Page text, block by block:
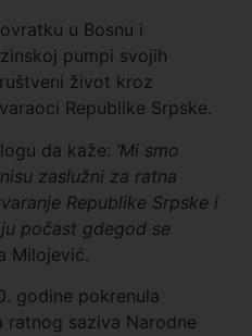
u Bosnu i
pumpi svojih
život kroz
Republike Srpske.
da kaže: ‘Mi smo
zaslužni za ratna
Republike Srpske i
počast gdegod se
Milojević.
godine pokrenula
ratnog saziva Narodne